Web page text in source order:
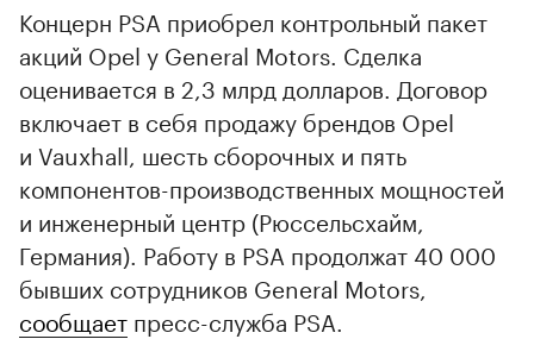
Концерн PSA приобрел контрольный пакет
акций Opel у General Motors. Сделка
оценивается в 2,3 млрд долларов. Договор
включает в себя продажу брендов Opel
и Vauxhall, шесть сборочных и пять
компонентов-производственных мощностей
и инженерный центр (Рюссельсхайм,
Германия). Работу в PSA продолжат 40 000
бывших сотрудников General Motors,
сообщает пресс-служба PSA.